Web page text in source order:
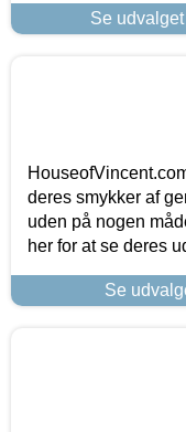
Se
deres smykker af
uden på nogen
her for at se deres
Se